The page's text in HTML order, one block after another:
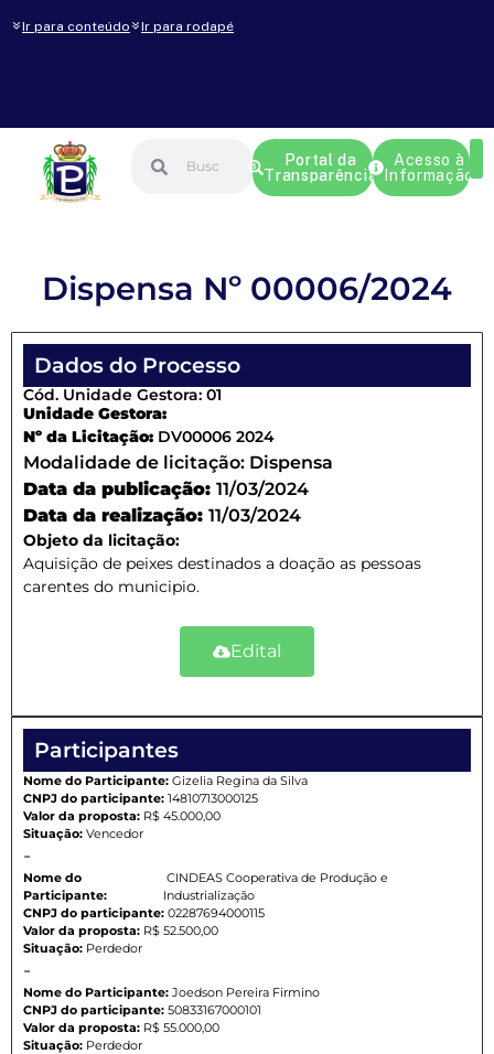
Ir para conteúdo Ir para rodapé
Portal da
Transparência
Acesso à
Informação
Dispensa Nº 00006/2024
Dados do Processo
Cód. Unidade Gestora: 01
Unidade Gestora:
Nº da Licitação: DV00006 2024
Modalidade de licitação: Dispensa
Data da publicação: 11/03/2024
Data da realização: 11/03/2024
Objeto da licitação:
Aquisição de peixes destinados a doação as pessoas
carentes do municipio.
Edital
Participantes
Nome do Participante: Gizelia Regina da Silva
CNPJ do participante: 14810713000125
Valor da proposta: R$ 45.000,00
Situação: Vencedor
-
Nome do
Participante:
CINDEAS Cooperativa de Produção e
Industrialização
CNPJ do participante: 02287694000115
Valor da proposta: R$ 52.500,00
Situação: Perdedor
-
Nome do Participante: Joedson Pereira Firmino
CNPJ do participante: 50833167000101
Valor da proposta: R$ 55.000,00
Situação: Perdedor